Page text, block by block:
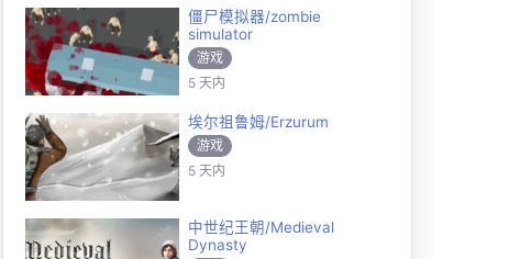
僵尸模拟器/zombie
simulator
游戏
5 天内
埃尔祖鲁姆/Erzurum
游戏
5 天内
中世纪王朝/Medieval
Dynasty